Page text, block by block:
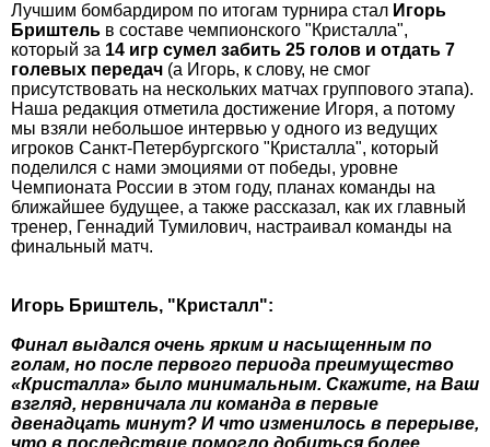
Лучшим бомбардиром по итогам турнира стал Игорь
Бриштель в составе чемпионского "Кристалла",
который за 14 игр сумел забить 25 голов и отдать 7
голевых передач (а Игорь, к слову, не смог
присутствовать на нескольких матчах группового этапа).
Наша редакция отметила достижение Игоря, а потому
мы взяли небольшое интервью у одного из ведущих
игроков Санкт-Петербургского "Кристалла", который
поделился с нами эмоциями от победы, уровне
Чемпионата России в этом году, планах команды на
ближайшее будущее, а также рассказал, как их главный
тренер, Геннадий Тумилович, настраивал команды на
финальный матч.
Игорь Бриштель, "Кристалл":
Финал выдался очень ярким и насыщенным по
голам, но после первого периода преимущество
«Кристалла» было минимальным. Скажите, на Ваш
взгляд, нервничала ли команда в первые
двенадцать минут? И что изменилось в перерыве,